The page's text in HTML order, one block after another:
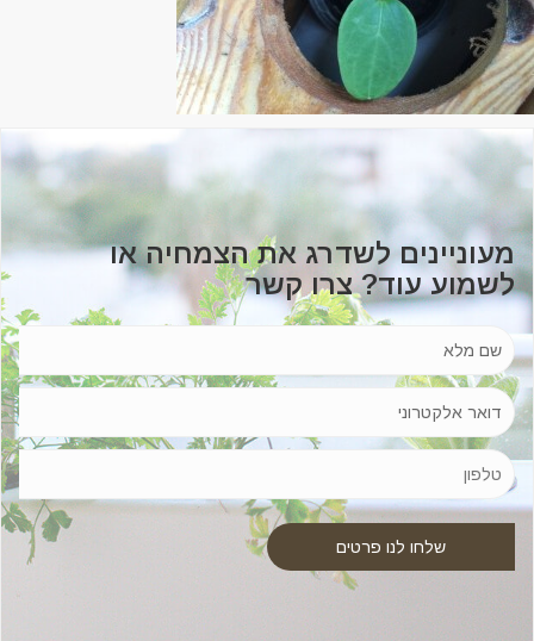
מעוניינים לשדרג את הצמחיה או
לשמוע עוד? צרו קשר